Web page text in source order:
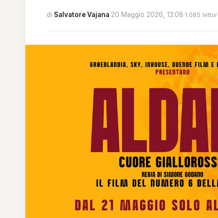
di Salvatore Vajana·20 Maggio 2026, 13:08·1.085